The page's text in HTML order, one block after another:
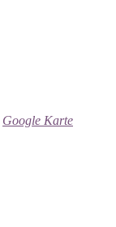
Google Karte